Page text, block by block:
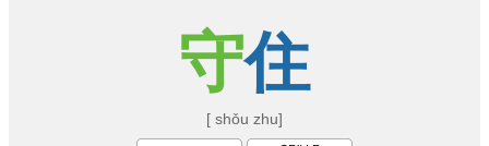
守住
[ shǒu zhu]